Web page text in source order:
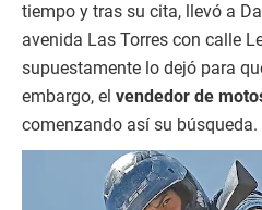
tiempo y tras su cita, llevó a
avenida Las Torres con calle
supuestamente lo dejó para
embargo, el vendedor de
comenzando así su búsqueda.